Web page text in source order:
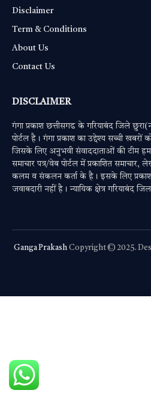
Disclaimer
Term & Conditions
About Us
Contact Us
DISCLAIMER
गंगा प्रकाश छत्तीसगढ के गरियाबंद जिले
पोर्टल है। गंगा प्रकाश का उद्देश्य सच्ची
जिसके लिए अनुभवी संवाददाताओं की टीम
समाचार पत्र/वेब पोर्टल में प्रकाशित समाचार,
कलम व संकलन कर्ता के है। इसके लिए
जवाबदारी नहीं है। न्यायिक क्षेत्र गरियाबंद
Ganga Prakash Copyright © 2025.